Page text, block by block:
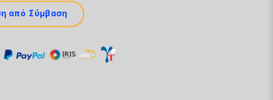
από Σύμβαση